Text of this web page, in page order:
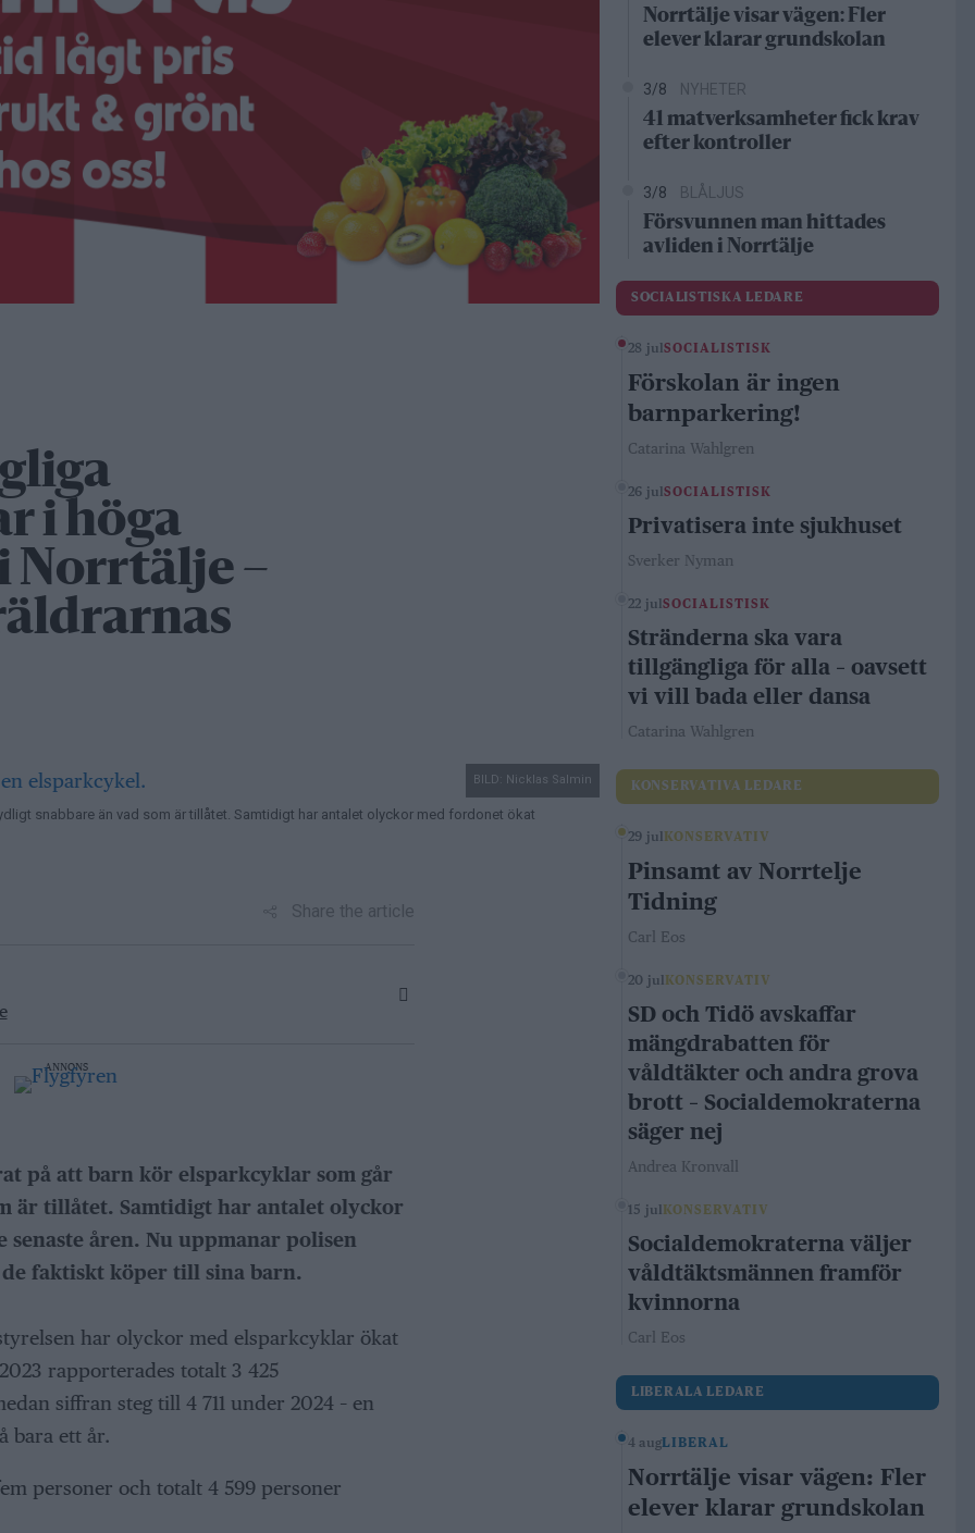
i höga
Norrtälje –
BILD: Nicklas Salmin
snabbare än vad som är tillåtet. Samtidigt har antalet olyckor med fordonet ökat
Share the article
ANNONS
på att barn kör elsparkcyklar som går
är tillåtet. Samtidigt har antalet olyckor
åren. Nu uppmanar polisen
faktiskt köper till sina barn.
har olyckor med elsparkcyklar ökat
rapporterades totalt 3 425
siffran steg till 4 711 under 2024 – en
bara ett år.
personer och totalt 4 599 personer
Norrtälje visar vägen: Fler
elever klarar grundskolan
3/8 NYHETER
41 matverksamheter fick krav
efter kontroller
3/8 BLÅLJUS
Försvunnen man hittades
avliden i Norrtälje
SOCIALISTISKA LEDARE
28 julSOCIALISTISK
Förskolan är ingen
barnparkering!
Catarina Wahlgren
26 julSOCIALISTISK
Privatisera inte sjukhuset
Sverker Nyman
22 julSOCIALISTISK
Stränderna ska vara
tillgängliga för alla – oavsett
vi vill bada eller dansa
Catarina Wahlgren
KONSERVATIVA LEDARE
29 jul KONSERVATIV
Pinsamt av Norrtelje
Tidning
Carl Eos
20 jul KONSERVATIV
SD och Tidö avskaffar
mängdrabatten för
våldtäkter och andra grova
brott – Socialdemokraterna
säger nej
Andrea Kronvall
15 jul KONSERVATIV
Socialdemokraterna väljer
våldtäktsmännen framför
kvinnorna
Carl Eos
LIBERALA LEDARE
4 augLIBERAL
Norrtälje visar vägen: Fler
elever klarar grundskolan